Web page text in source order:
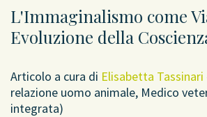
L'Immaginalismo come
Evoluzione della
Articolo a cura di Elisabetta Tassinari
relazione uomo animale, Medico
integrata)